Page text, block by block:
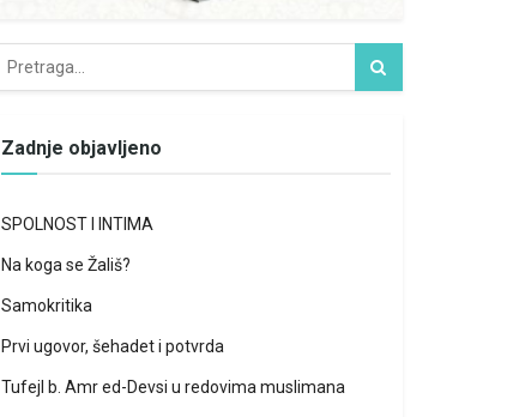
Zadnje objavljeno
SPOLNOST I INTIMA
Na koga se Žališ?
Samokritika
Prvi ugovor, šehadet i potvrda
Tufejl b. Amr ed-Devsi u redovima muslimana